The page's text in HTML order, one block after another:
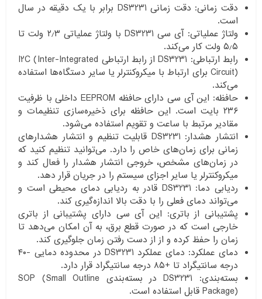
دقت زمانی: دقت زمانی DS3231 برابر با یک دقیقه در سال
است.
ولتاژ عملیاتی: آی سی DS3231 با ولتاژ عملیاتی ۲٫۳ ولت تا
۵٫۵ ولت کار می‌کند.
رابط ارتباطی: DS3231 از رابط ارتباطی I2C (Inter-Integrated
Circuit) برای ارتباط با میکروکنترلر یا سایر دستگاه‌ها استفاده
می‌کند.
حافظه: این آی سی دارای حافظه EEPROM داخلی با ظرفیت
۲۳۶ بایت است. این حافظه برای ذخیره‌سازی تنظیمات و
مقادیر مرتبط با ساعت و تقویم استفاده می‌شود.
انتشار هشدار: DS3231 قابلیت تنظیم و انتشار هشدارهای
زمانی برای زمان‌های خاص را دارد. می‌توانید تنظیم کنید که
در زمان‌های مشخص، خروجی انتشار هشدار را فعال کند و
میکروکنترلر یا سایر اجزای سیستم را در جریان قرار دهد.
ردیابی دما: DS3231 قادر به ردیابی دمای محیطی است و
می‌تواند دمای فعلی را با دقت بالا اندازه‌گیری کند.
پشتیبانی از باتری: این آی سی دارای پشتیبانی از باتری
خارجی است که در صورت قطع برق، به آن امکان می‌دهد تا
زمان را حفظ کرده و از از دست رفتن زمان جلوگیری کند.
دمای عملکرد: دمای عملکرد DS3231 در محدوده دمایی -۴۰
درجه سانتیگراد تا +۸۵ درجه سانتیگراد قرار دارد.
بسته‌بندی: DS3231 در بسته‌بندی SOP (Small Outline
Package) قابل استفاده است.